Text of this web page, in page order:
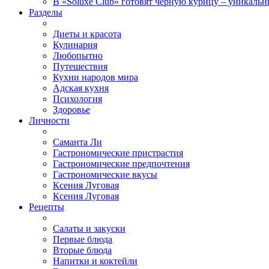
Разделы
Диеты и красота
Кулинария
Любопытно
Путешествия
Кухни народов мира
Адская кухня
Психология
Здоровье
Личности
Саманта Ли
Гастрономические пристрастия
Гастрономические предпочтения
Гастрономические вкусы
Ксения Луговая
Ксения Луговая
Рецепты
Салаты и закуски
Первые блюда
Вторые блюда
Напитки и коктейли